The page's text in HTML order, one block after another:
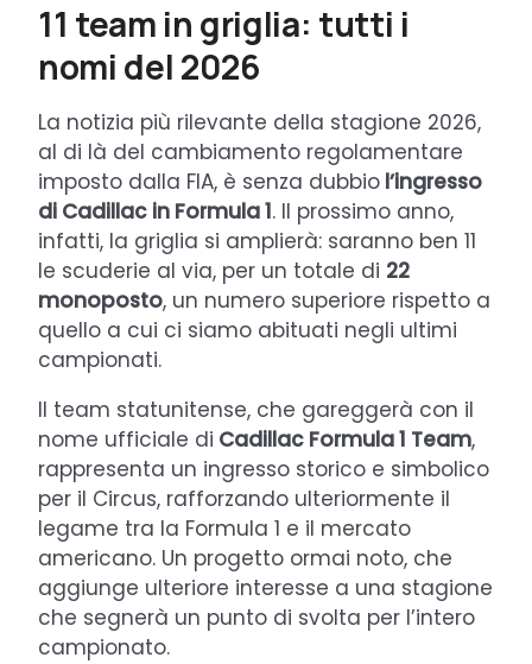
11 team in griglia: tutti i
nomi del 2026
La notizia più rilevante della stagione 2026,
al di là del cambiamento regolamentare
imposto dalla FIA, è senza dubbio l’ingresso
di Cadillac in Formula 1. Il prossimo anno,
infatti, la griglia si amplierà: saranno ben 11
le scuderie al via, per un totale di 22
monoposto, un numero superiore rispetto a
quello a cui ci siamo abituati negli ultimi
campionati.
Il team statunitense, che gareggerà con il
nome ufficiale di Cadillac Formula 1 Team,
rappresenta un ingresso storico e simbolico
per il Circus, rafforzando ulteriormente il
legame tra la Formula 1 e il mercato
americano. Un progetto ormai noto, che
aggiunge ulteriore interesse a una stagione
che segnerà un punto di svolta per l’intero
campionato.